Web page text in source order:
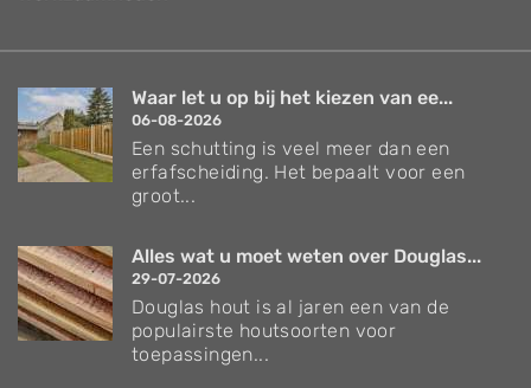
Waar let u op bij het kiezen van ee...
06-08-2026
Een schutting is veel meer dan een
erfafscheiding. Het bepaalt voor een
groot...
Alles wat u moet weten over Douglas...
29-07-2026
Douglas hout is al jaren een van de
populairste houtsoorten voor
toepassingen...